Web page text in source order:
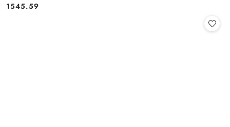
Cena:
1545.59